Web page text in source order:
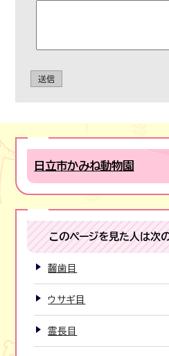
送信
日立市かみね動物園
このページを見た人は次
齧歯目
ウサギ目
霊長目